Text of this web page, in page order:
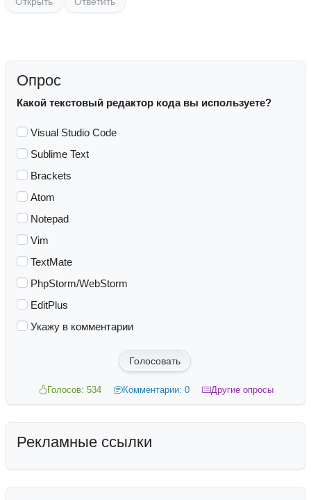
Опрос
Какой текстовый редактор кода вы используете?
Visual Studio Code
Sublime Text
Brackets
Atom
Notepad
Vim
TextMate
PhpStorm/WebStorm
EditPlus
Укажу в комментарии
Голосовать
Голосов: 534 Комментарии: 0 Другие опросы
Рекламные ссылки